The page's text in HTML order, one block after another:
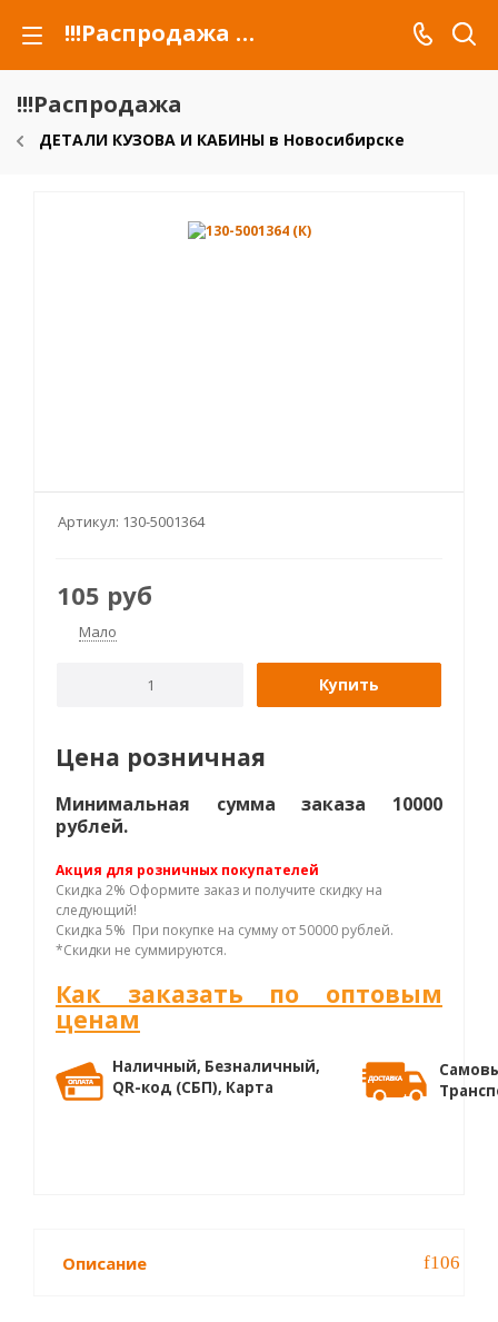
!!!Распродажа для автомобилей российских марок и сельхозтехники
!!!Распродажа
ДЕТАЛИ КУЗОВА И КАБИНЫ в Новосибирске
Артикул: 130-5001364
105 руб
Мало
Купить
Цена розничная
Минимальная сумма заказа 10000
рублей.
Акция для розничных покупателей
Скидка 2% Оформите заказ и получите скидку на
следующий!
Скидка 5% При покупке на сумму от 50000 рублей.
*Скидки не суммируются.
Как заказать по оптовым
ценам
Наличный, Безналичный,
QR-код (СБП), Карта
Описание